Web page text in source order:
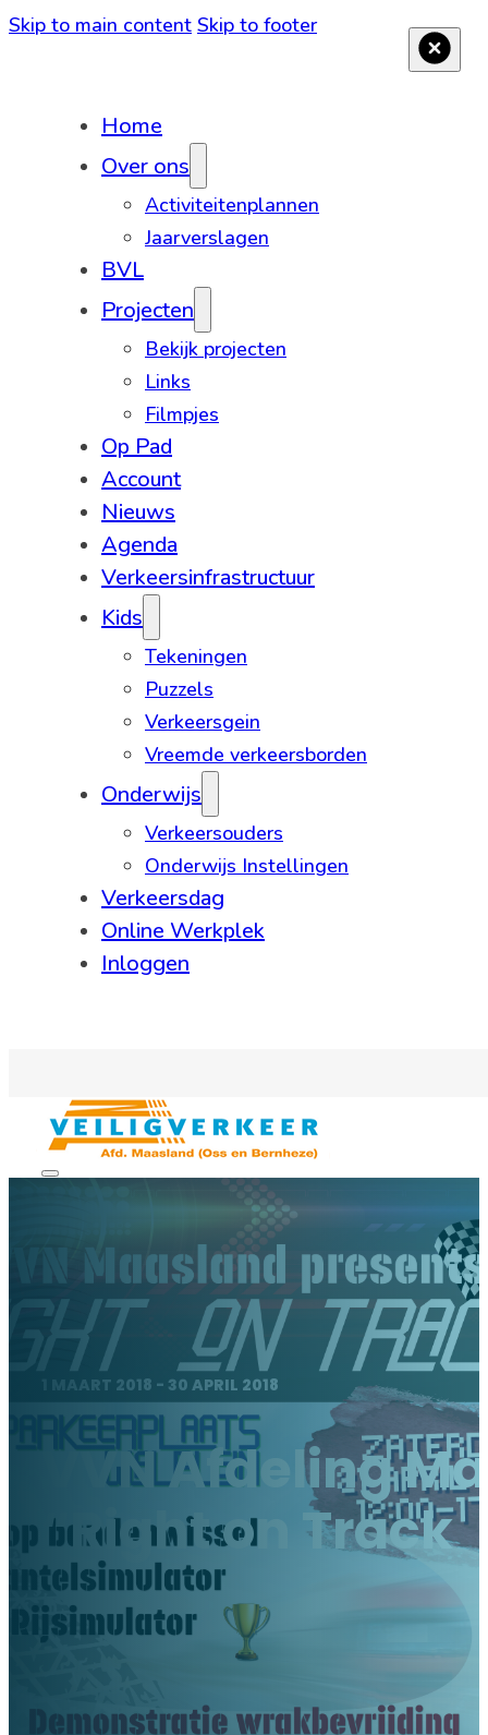
Skip to main content Skip to footer
Home
Over ons
Activiteitenplannen
Jaarverslagen
BVL
Projecten
Bekijk projecten
Links
Filmpjes
Op Pad
Account
Nieuws
Agenda
Verkeersinfrastructuur
Kids
Tekeningen
Puzzels
Verkeersgein
Vreemde verkeersborden
Onderwijs
Verkeersouders
Onderwijs Instellingen
Verkeersdag
Online Werkplek
Inloggen
1 MAART 2018 - 30 APRIL 2018
VVN Afdeling
“Right on Track